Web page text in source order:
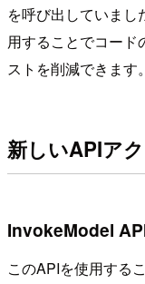
を呼び出していまし
用することでコード
ストを削減できます。
新しいAPIア
InvokeModel
このAPIを使用する